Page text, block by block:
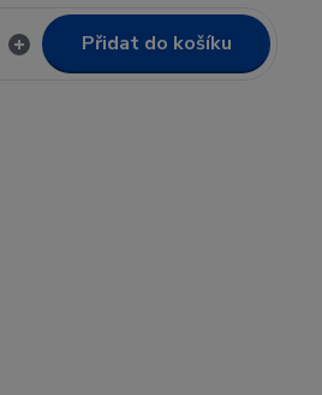
Přidat do košíku